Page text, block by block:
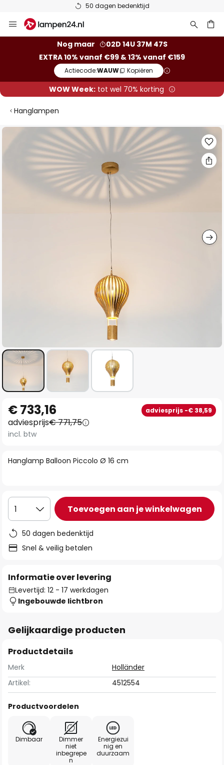
50 dagen bedenktijd
naar
Nog maar
02D 14U 37M 47S
EXTRA 10% vanaf €99 & 13% vanaf €159
Actiecode:WAUW Kopiëren
WOW Week:tot wel 70% korting
Hanglampen
Ga
naar
naar
het
begin
de
Hanglamp Balloon Piccolo Ø 16 cm
€ 733,16 adviesprijs -€ 38,59
adviesprijs€ 771,75
incl. btw
1 Toevoegen aan je winkelwagen
50 dagen bedenktijd
Snel & veilig betalen
Informatie over levering
Levertijd: 12 - 17 werkdagen
Ingebouwde lichtbron
Gelijkaardige producten
Productdetails
Merk
Holländer
Artikel:
4512554
Productvoordelen
Dimbaar
Dimmer
niet
inbegrepe
n
Energiezui
nig en
duurzaam